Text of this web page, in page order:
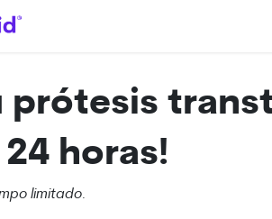
prótesis
24 horas!
limitado.